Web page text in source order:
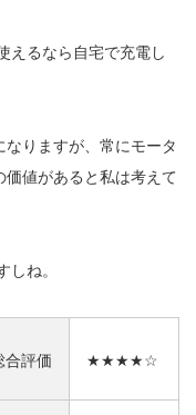
えるなら自宅で充電し
りますが、常にモータ
値があると私は考えて
ね。
合評価 ★★★★☆